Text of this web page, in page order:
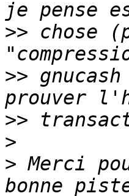
>> chose
>>
>>
>
> Merci